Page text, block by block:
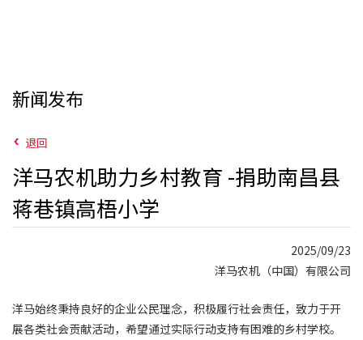
新闻发布
退回
洋马农机助力乡村教育 -捐助南昌县
蒋巷镇高梧小学
2025/09/23
洋马农机（中国）有限公司
洋马始终秉持良好的企业公民理念，积极履行社会责任，致力于开
展各类社会贡献活动，希望通过实际行动支持有困难的乡村学校。